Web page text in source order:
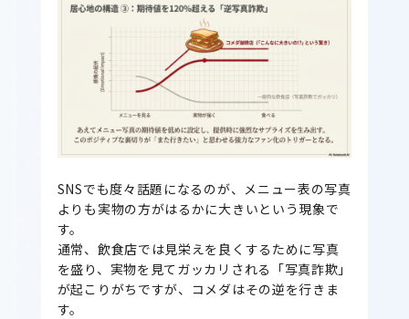
SNSでも度々話題になるのが、メニュー表の写真
よりも実物の方がはるかに大きいという現象で
す。
通常、飲食店では見栄えを良くするために写真
を盛り、実物を見てガッカリされる「写真詐欺」
が起こりがちですが、コメダはその逆を行きま
す。